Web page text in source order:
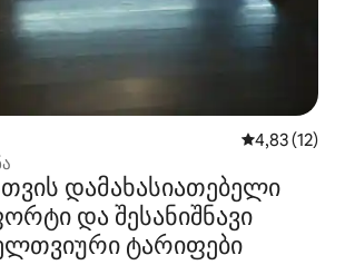
საშუალო
4,83 (12)
დამახასიათებელი
და შესანიშნავი
ტარიფები